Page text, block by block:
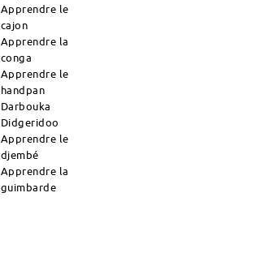
Apprendre le
cajon
Apprendre la
conga
Apprendre le
handpan
Darbouka
Didgeridoo
Apprendre le
djembé
Apprendre la
guimbarde